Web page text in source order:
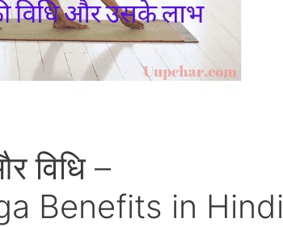
विधि –
Benefits in Hindi